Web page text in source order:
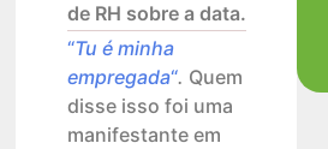
de RH sobre a data.
“Tu é minha
empregada“. Quem
disse isso foi uma
manifestante em